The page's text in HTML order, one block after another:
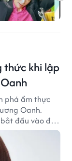
thức khi lập
phá ẩm thực
Oanh.
đầu vào độ